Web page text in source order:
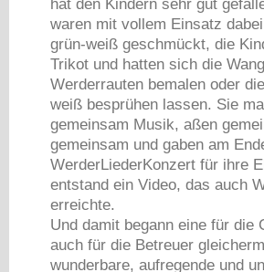
hat den Kindern sehr gut
waren mit vollem Einsatz
grün-weiß geschmückt, die
Trikot und hatten sich die
Werderrauten bemalen oder
weiß besprühen lassen. Sie
gemeinsam Musik, aßen
gemeinsam und gaben am
WerderLiederKonzert für ihre
entstand ein Video, das auch
erreichte.
Und damit begann eine für die
auch für die Betreuer
wunderbare, aufregende und